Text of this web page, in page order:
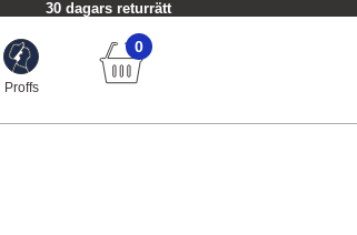
30 dagars returrätt
Proffs
0